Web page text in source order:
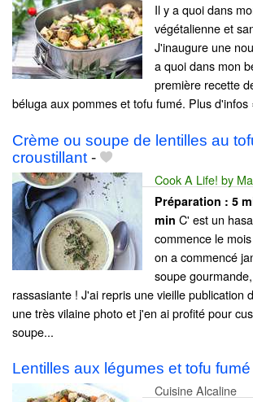
Il y a quoi dans
végétalienne et
J'inaugure une
a quoi dans mon
première recette
béluga aux pommes et tofu fumé. Plus d'infos
Crème ou soupe de lentilles au
croustillant -
Cook A Life! by
Préparation : 5
min C' est un
commence le
on a commencé
soupe
rassasiante ! J'ai repris une vieille publication
une très vilaine photo et j'en ai profité pour
soupe...
Lentilles aux légumes et tofu fumé
Cuisine Alcaline